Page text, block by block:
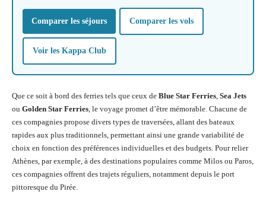
Comparer les séjours Comparer les vols
Voir les Kappa Club
Que ce soit à bord des ferries tels que ceux de Blue Star Ferries, Sea Jets
ou Golden Star Ferries, le voyage promet d’être mémorable. Chacune de
ces compagnies propose divers types de traversées, allant des bateaux
rapides aux plus traditionnels, permettant ainsi une grande variabilité de
choix en fonction des préférences individuelles et des budgets. Pour relier
Athènes, par exemple, à des destinations populaires comme Milos ou Paros,
ces compagnies offrent des trajets réguliers, notamment depuis le port
pittoresque du Pirée.